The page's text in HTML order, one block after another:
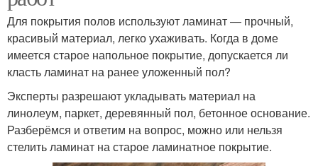
Для покрытия полов используют ламинат — прочный,
красивый материал, легко ухаживать. Когда в доме
имеется старое напольное покрытие, допускается ли
класть ламинат на ранее уложенный пол?
Эксперты разрешают укладывать материал на
линолеум, паркет, деревянный пол, бетонное основание.
Разберёмся и ответим на вопрос, можно или нельзя
стелить ламинат на старое ламинатное покрытие.